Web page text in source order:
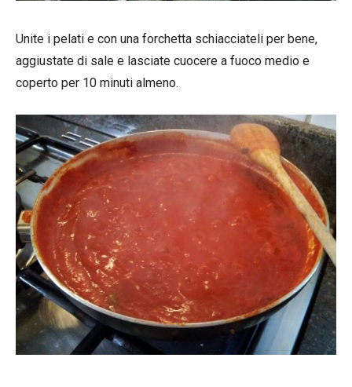
Unite i pelati e con una forchetta schiacciateli per bene,
aggiustate di sale e lasciate cuocere a fuoco medio e
coperto per 10 minuti almeno.